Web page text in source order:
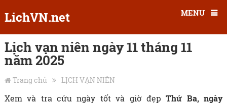
LichVN.net MENU
Lịch vạn niên ngày 11 tháng 11
năm 2025
Trang chủ LỊCH VẠN NIÊN
Xem và tra cứu ngày tốt và giờ đẹpThứ Ba, ngày